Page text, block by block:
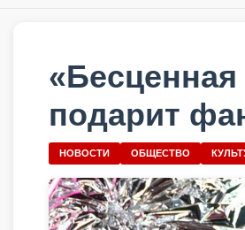
подарит
НОВОСТИ ОБЩЕСТВО